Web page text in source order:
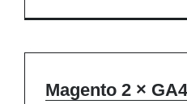
Magento 2 ×